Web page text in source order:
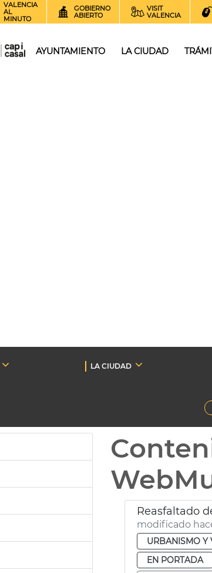
VALENCIA
AL
MINUTO
GOBIERNO
ABIERTO
VISIT
VALENCIA
AYUNTAMIENTO LA CIUDAD
LA CIUDAD
Reasfaltado
modificado
URBANISMO Y
EN PORTADA